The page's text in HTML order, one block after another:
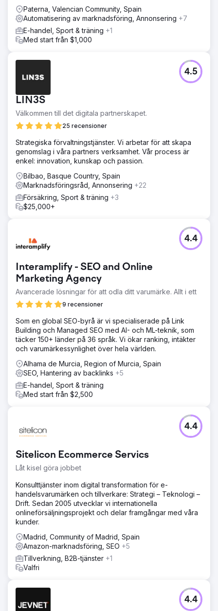
Paterna, Valencian Community, Spain
Automatisering av marknadsföring, Annonsering +7
E-handel, Sport & träning +1
Med start från $1,000
LIN3S
Välkommen till det digitala partnerskapet.
25 recensioner
4.5
Strategiska förvaltningstjänster. Vi arbetar för att skapa
genomslag i våra partners verksamhet. Vår process är
enkel: innovation, kunskap och passion.
Bilbao, Basque Country, Spain
Marknadsföringsråd, Annonsering +22
Försäkring, Sport & träning +3
$25,000+
Interamplify - SEO and Online
Marketing Agency
Avancerade lösningar för att odla ditt varumärke. Allt i ett
9 recensioner
4.4
Som en global SEO-byrå är vi specialiserade på Link
Building och Managed SEO med AI- och ML-teknik, som
täcker 150+ länder på 36 språk. Vi ökar ranking, intäkter
och varumärkessynlighet över hela världen.
Alhama de Murcia, Region of Murcia, Spain
SEO, Hantering av backlinks +5
E-handel, Sport & träning
Med start från $2,500
Sitelicon Ecommerce Servics
Låt kisel göra jobbet
4.4
Konsulttjänster inom digital transformation för e-
handelsvarumärken och tillverkare: Strategi – Teknologi –
Drift. Sedan 2005 utvecklar vi internationella
onlineförsäljningsprojekt och delar framgångar med våra
kunder.
Madrid, Community of Madrid, Spain
Amazon-marknadsföring, SEO +5
Tillverkning, B2B-tjänster +1
Valfri
4.4